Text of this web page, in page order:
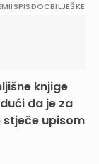
ISPISDOCBILJEŠKE
knjige
da je za
upisom